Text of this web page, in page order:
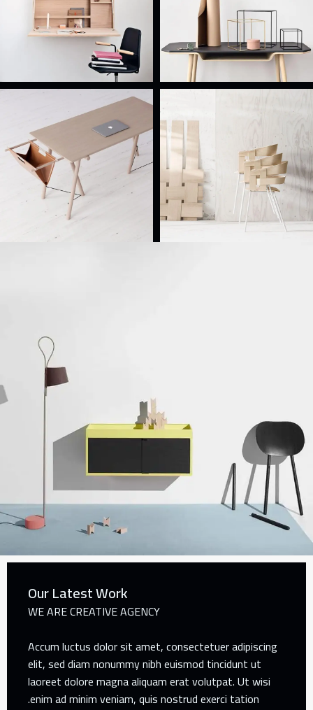
Our Latest Work
WE ARE CREATIVE AGENCY
Accum luctus dolor sit amet, consectetuer adipiscing
elit, sed diam nonummy nibh euismod tincidunt ut
laoreet dolore magna aliquam erat volutpat. Ut wisi
enim ad minim veniam, quis nostrud exerci tation.